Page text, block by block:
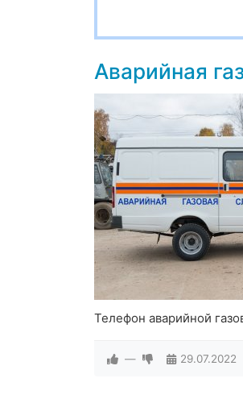
Аварийная
Телефон аварийной
— 29.07.2022